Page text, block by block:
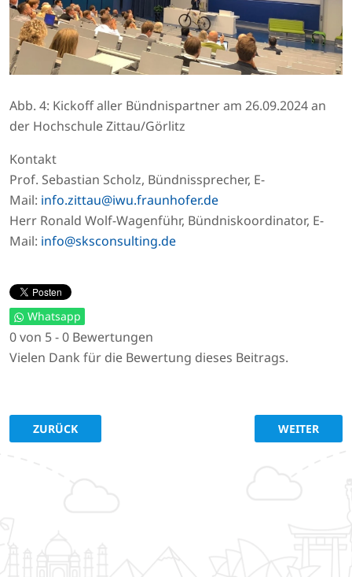
Abb. 4: Kickoff aller Bündnispartner am 26.09.2024 an
der Hochschule Zittau/Görlitz
Kontakt
Prof. Sebastian Scholz, Bündnissprecher, E-
Mail: info.zittau@iwu.fraunhofer.de
Herr Ronald Wolf-Wagenführ, Bündniskoordinator, E-
Mail: info@sksconsulting.de
Whatsapp
0 von 5 - 0 Bewertungen
Vielen Dank für die Bewertung dieses Beitrags.
VORHERIGER BEITRAG: PROJEKTABSCHLUSS
ZURÜCK NÄCHSTER
WEITER